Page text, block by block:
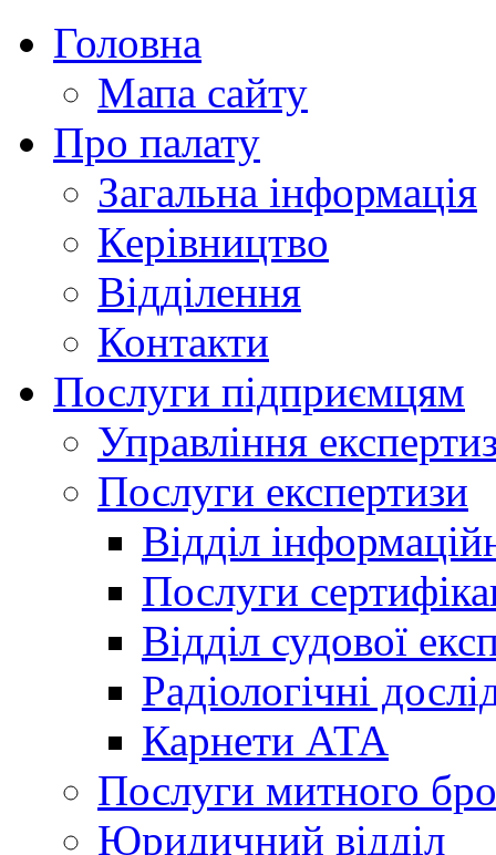
Головна
Мапа сайту
Про палату
Загальна інформація
Керівництво
Відділення
Контакти
Послуги підприємцям
Управління
Послуги експертизи
Відділ
Послуги
Відділ судової
Радіологічні
Карнети АТА
Послуги митного
Юридичний відділ